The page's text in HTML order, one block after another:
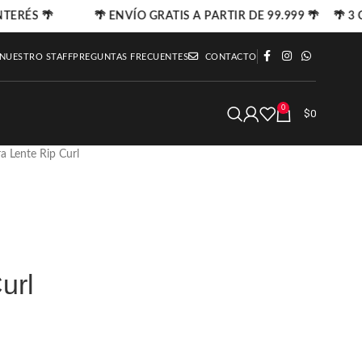
STAFFPREGUNTAS FRECUENTES CONTACTO
0 $0
Lente Rip Curl
🌴 🌴 ENVÍO GRATIS A PARTIR DE 99.999 🌴 🌴 3